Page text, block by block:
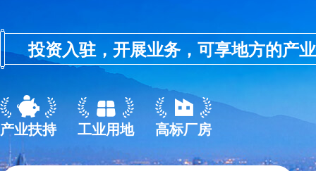
投资入驻，开展业务，可享地方的产
产业扶持 工业用地 高标厂房